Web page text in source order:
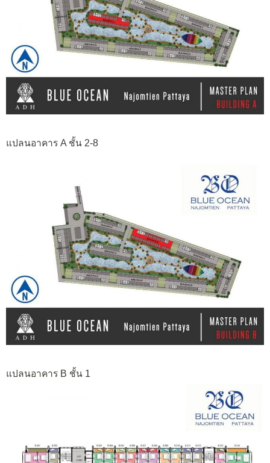
แปลนอาคาร A ชั้น 2-8
แปลนอาคาร B ชั้น 1